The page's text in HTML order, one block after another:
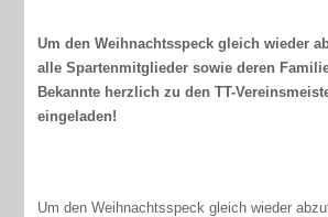
Um den Weihnachtsspeck gleich wieder
alle Spartenmitglieder sowie deren
Bekannte herzlich zu den TT-
eingeladen!
Um den Weihnachtsspeck gleich wieder